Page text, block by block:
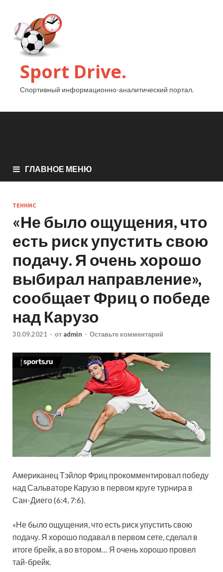
Sport Drive.
Спортивный информационно-аналитический портал.
ГЛАВНОЕ МЕНЮ
ТЕННИС
«Не было ощущения, что
есть риск упустить свою
подачу. Я очень хорошо
выбирал направление»,
сообщает Фриц о победе
над Карузо
30.09.2021 - от admin - Оставьте комментарий
Американец Тэйлор Фриц прокомментировал победу
над Сальваторе Карузо в первом круге турнира в
Сан-Диего (6:4, 7:6).
«Не было ощущения, что есть риск упустить свою
подачу. Я хорошо подавал в первом сете, сделал в
итоге брейк, а во втором… Я очень хорошо провел
тай-брейк.